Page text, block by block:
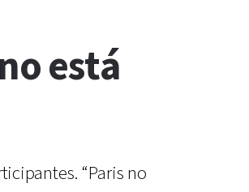
está
“Paris no